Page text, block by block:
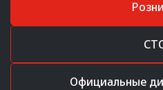
Официальные